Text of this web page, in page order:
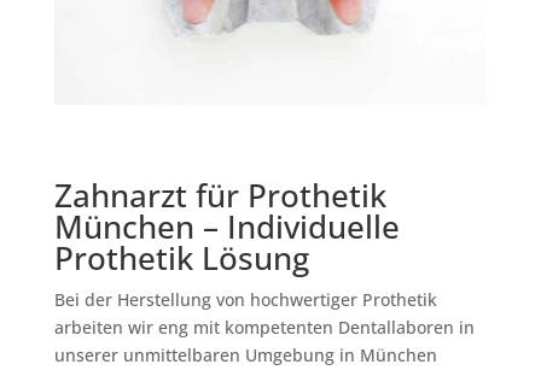
Zahnarzt für Prothetik
München – Individuelle
Prothetik Lösung
Bei der Herstellung von hochwertiger Prothetik
arbeiten wir eng mit kompetenten Dentallaboren in
unserer unmittelbaren Umgebung in München